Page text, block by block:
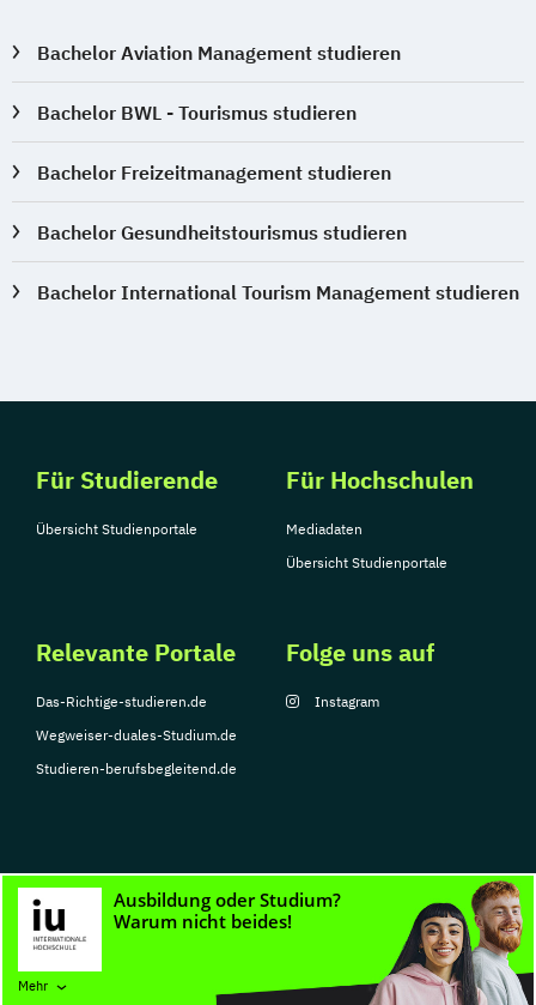
Mehr
Bachelor Aviation Management studieren
Bachelor BWL - Tourismus studieren
Bachelor Freizeitmanagement studieren
Bachelor Gesundheitstourismus studieren
Bachelor International Tourism Management studieren
Für Studierende
Übersicht Studienportale
Für Hochschulen
Mediadaten
Übersicht Studienportale
Relevante Portale
Das-Richtige-studieren.de
Wegweiser-duales-Studium.de
Studieren-berufsbegleitend.de
Folge uns auf
Instagram
© Copyright 2026, TarGroup Media GmbH
Nutzungsbedingungen